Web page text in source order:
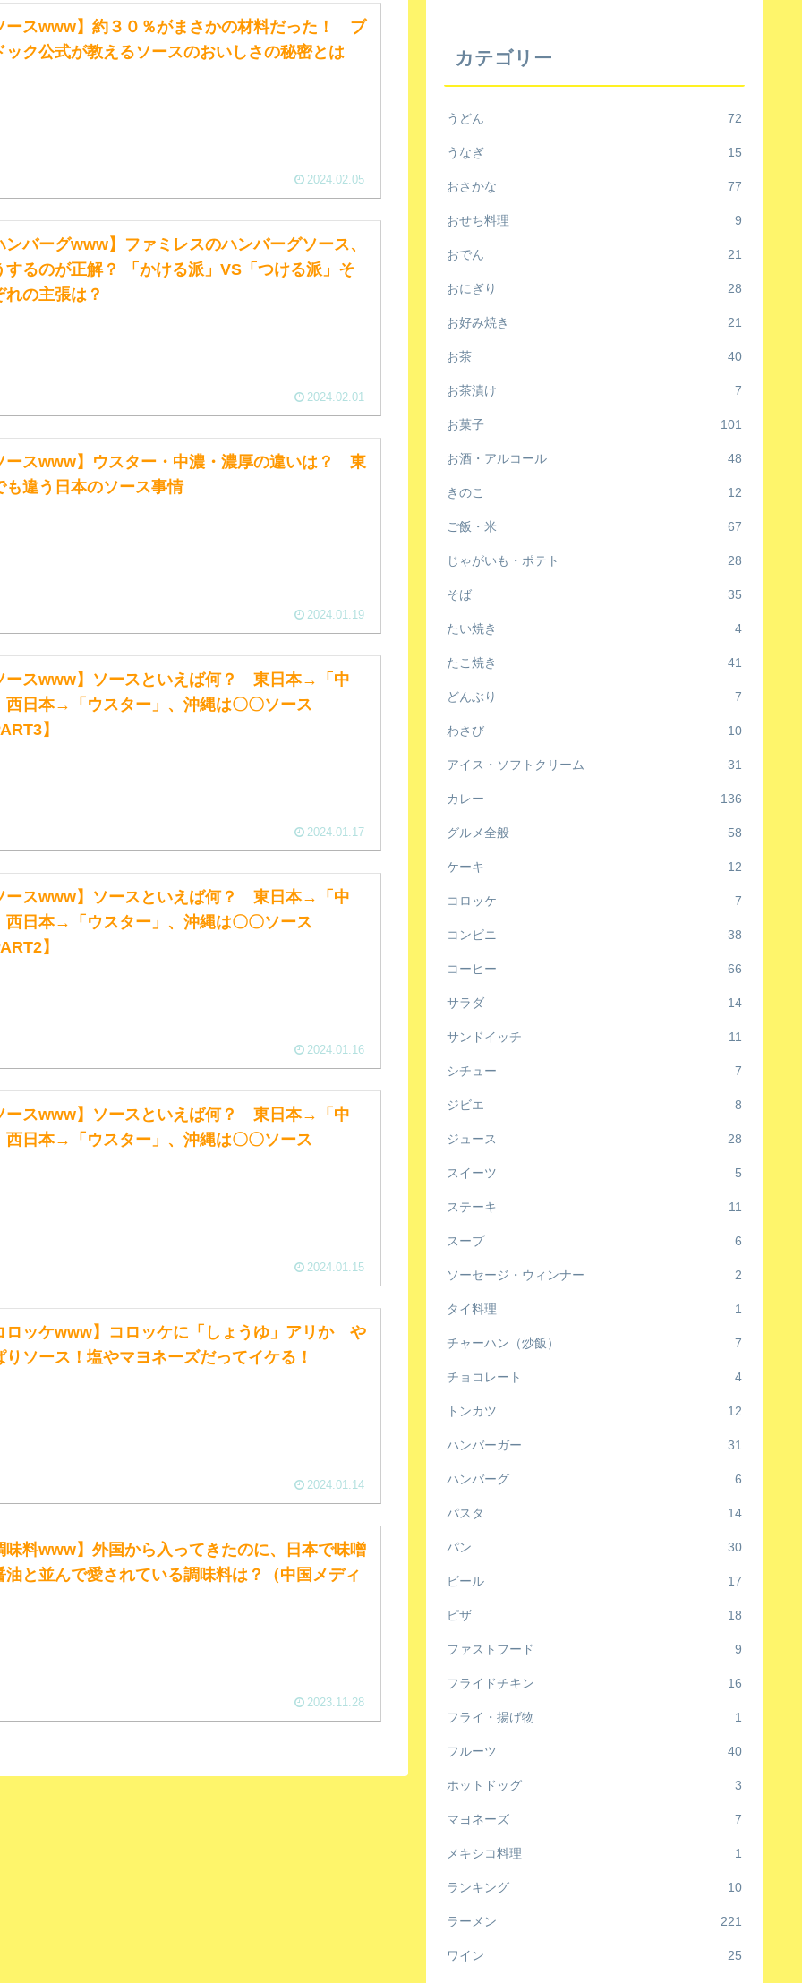
ースwww】約３０％がまさかの材料だった！ ブ
ック公式が教えるソースのおいしさの秘密とは
2024.02.05
ンバーグwww】ファミレスのハンバーグソース、
するのが正解？ 「かける派」VS「つける派」そ
れの主張は？
2024.02.01
ースwww】ウスター・中濃・濃厚の違いは？ 東
も違う日本のソース事情
2024.01.19
ースwww】ソースといえば何？ 東日本→「中
西日本→「ウスター」、沖縄は〇〇ソース
】
2024.01.17
ースwww】ソースといえば何？ 東日本→「中
西日本→「ウスター」、沖縄は〇〇ソース
】
2024.01.16
ースwww】ソースといえば何？ 東日本→「中
西日本→「ウスター」、沖縄は〇〇ソース
2024.01.15
ロッケwww】コロッケに「しょうゆ」アリか や
りソース！塩やマヨネーズだってイケる！
2024.01.14
味料www】外国から入ってきたのに、日本で味噌
油と並んで愛されている調味料は？（中国メディ
2023.11.28
カテゴリー
うどん 72
うなぎ 15
おさかな 77
おせち料理 9
おでん 21
おにぎり 28
お好み焼き 21
お茶 40
お茶漬け 7
お菓子 101
お酒・アルコール 48
きのこ 12
ご飯・米 67
じゃがいも・ポテト 28
そば 35
たい焼き 4
たこ焼き 41
どんぶり 7
わさび 10
アイス・ソフトクリーム 31
カレー 136
グルメ全般 58
ケーキ 12
コロッケ 7
コンビニ 38
コーヒー 66
サラダ 14
サンドイッチ 11
シチュー 7
ジビエ 8
ジュース 28
スイーツ 5
ステーキ 11
スープ 6
ソーセージ・ウィンナー 2
タイ料理 1
チャーハン（炒飯） 7
チョコレート 4
トンカツ 12
ハンバーガー 31
ハンバーグ 6
パスタ 14
パン 30
ビール 17
ピザ 18
ファストフード 9
フライドチキン 16
フライ・揚げ物 1
フルーツ 40
ホットドッグ 3
マヨネーズ 7
メキシコ料理 1
ランキング 10
ラーメン 221
ワイン 25